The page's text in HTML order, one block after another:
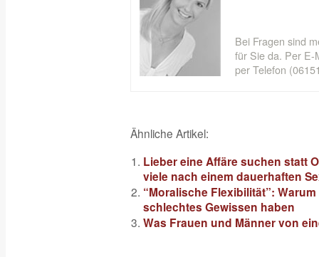
Bei Fragen sind
für Sie da. Per E-
per Telefon
Ähnliche Artikel:
Lieber eine Affäre suchen statt
viele nach einem dauerhaften
“Moralische Flexibilität”:
schlechtes Gewissen haben
Was Frauen und Männer von